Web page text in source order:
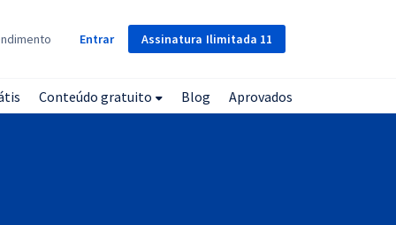
Assinatura Ilimitada 11
Entrar
Conteúdo gratuito Blog Aprovados